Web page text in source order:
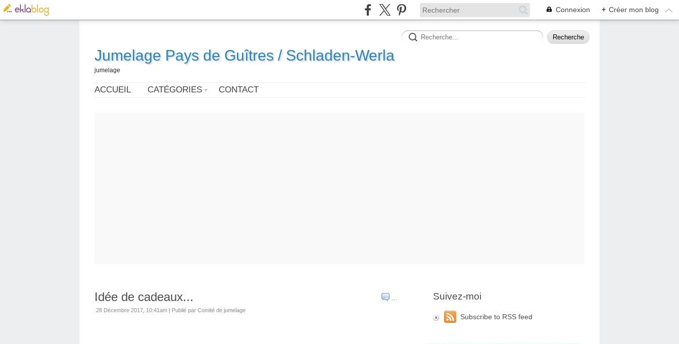
Connexion + Créer mon blog
Jumelage Pays de Guîtres / Schladen-Werla
jumelage
ACCUEIL CATÉGORIES CONTACT
…
Idée de cadeaux...
28 Décembre 2017, 10:41am | Publié par Comité de jumelage
Suivez-moi
Subscribe to RSS feed